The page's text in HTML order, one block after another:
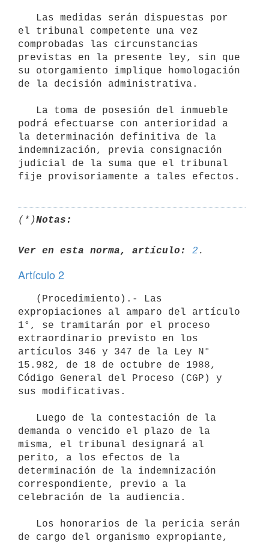
el tribunal competente una vez
comprobadas las circunstancias
previstas en la presente ley, sin que
su otorgamiento implique homologación
de la decisión administrativa.
podrá efectuarse con anterioridad a
la determinación definitiva de la
indemnización, previa consignación
judicial de la suma que el tribunal
(*)Notas:
Ver en esta norma, artículo: 2
Artículo 2
expropiaciones al amparo del artículo
1°, se tramitarán por el proceso
extraordinario previsto en los
artículos 346 y 347 de la Ley N°
15.982, de 18 de octubre de 1988,
Código General del Proceso (CGP) y
sus modificativas.
demanda o vencido el plazo de la
misma, el tribunal designará al
perito, a los efectos de la
determinación de la indemnización
correspondiente, previo a la
celebración de la audiencia.
de cargo del organismo expropiante,